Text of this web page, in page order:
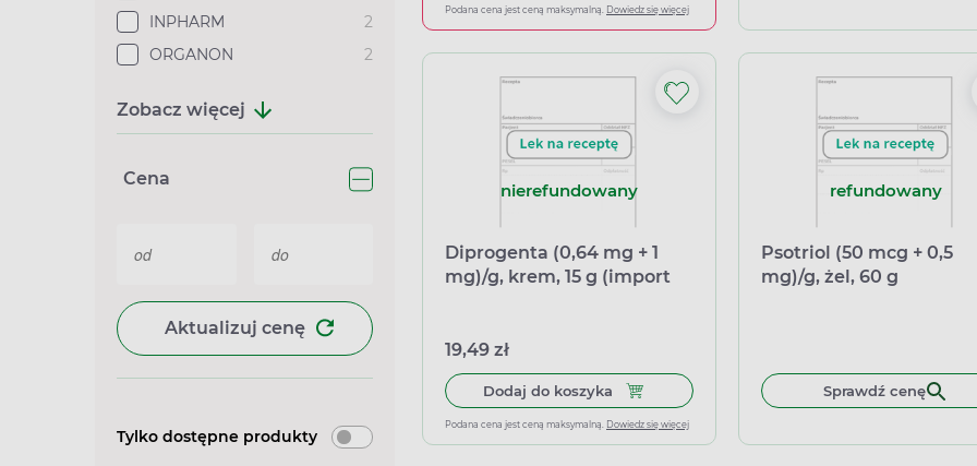
INPHARM
2
ORGANON
2
Zobacz więcej
Cena
Aktualizuj cenę
Tylko dostępne produkty
Podana cena jest ceną maksymalną. Dowiedz się więcej
nierefundowany
Diprogenta (0,64 mg + 1
mg)/g, krem, 15 g (import
19,49 zł
Dodaj do koszyka Dodaj do koszyka Diprogenta (0,64 mg + 1 mg)/
Podana cena jest ceną maksymalną. Dowiedz się więcej
refundowany
Psotriol (50 mcg + 0,5
mg)/g, żel, 60 g
Sprawdź cenę